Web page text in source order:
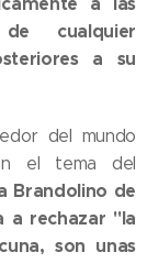
cualquier
a su
del mundo
el tema del
Brandolino de
a rechazar "la
son unas